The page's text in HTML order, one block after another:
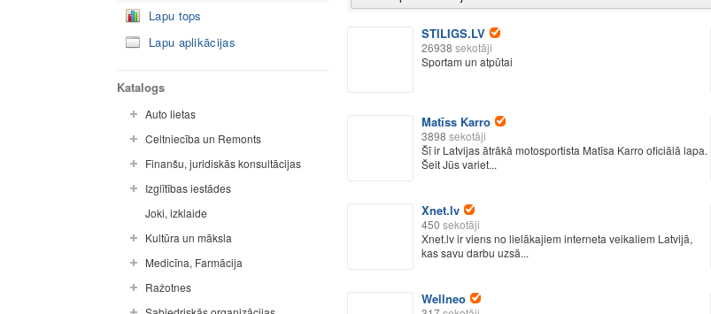
Lapu tops
Lapu aplikācijas
Katalogs
Auto lietas
Celtniecība un Remonts
Finanšu, juridiskās konsultācijas
Izglītības iestādes
Joki, izklaide
Kultūra un māksla
Medicīna, Farmācija
Ražotnes
STILIGS.LV
26938 sekotāji
Sportam un atpūtai
Matīss Karro
3898 sekotāji
Šī ir Latvijas ātrākā motosportista Matīsa Karro oficiālā lapa.
Šeit Jūs variet...
Xnet.lv
450 sekotāji
Xnet.lv ir viens no lielākajiem interneta veikaliem Latvijā,
kas savu darbu uzsā...
Wellneo